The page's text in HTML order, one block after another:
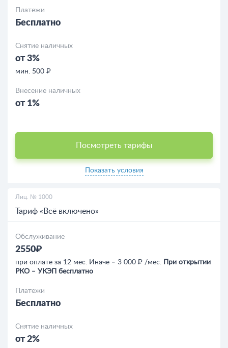
Платежи
Бесплатно
Снятие наличных
от 3%
мин. 500 ₽
Внесение наличных
от 1%
Посмотреть тарифы
Показать условия
Лиц. № 1000
Тариф «Всё включено»
Обслуживание
2550₽
при оплате за 12 мес. Иначе ‒ 3 000 ₽ /мес.
При открытии
РКО ‒ УКЭП бесплатно
Платежи
Бесплатно
Снятие наличных
от 2%